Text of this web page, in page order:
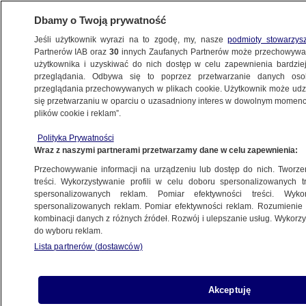
ŚWIAT
defraudacji i oszustw. Grozi jej do 20 lat
więzienia
4.01.2022, 06:44
Udostępnij
Theranos, która chwaliła się opracowaniem
rewolucyjnego testu krwi, została uznana w
Dbamy o Twoją prywatność
Jeśli użytkownik wyrazi na to zgodę, my, naszepodmioty
Partnerów IAB oraz30 innych Zaufanych Partnerów może
użytkownika i uzyskiwać do nich dostęp w celu zapewnienia
przeglądania. Odbywa się to poprzez przetwarzanie danych
przeglądania przechowywanych w plikach cookie. Użytkownik może
się przetwarzaniu w oparciu o uzasadniony interes w dowolnym
plików cookie i reklam”.
Polityka Prywatności
Wraz z naszymi partnerami przetwarzamy dane w celu zapewnienia:
Przechowywanie informacji na urządzeniu lub dostęp do nich.
treści. Wykorzystywanie profili w celu doboru spersonalizowanych
spersonalizowanych reklam. Pomiar efektywności treści.
spersonalizowanych reklam. Pomiar efektywności reklam.
kombinacji danych z różnych źródeł. Rozwój i ulepszanie usług.
do wyboru reklam.
Lista partnerów (dostawców)
Akceptuję